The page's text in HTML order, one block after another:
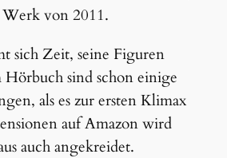
Werk von 2011.
sich Zeit, seine Figuren
Hörbuch sind schon einige
als es zur ersten Klimax
auf Amazon wird
auch angekreidet.